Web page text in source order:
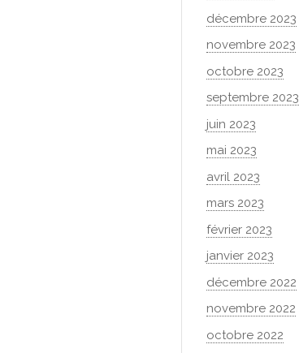
décembre 2023
novembre 2023
octobre 2023
septembre 2023
juin 2023
mai 2023
avril 2023
mars 2023
février 2023
janvier 2023
décembre 2022
novembre 2022
octobre 2022